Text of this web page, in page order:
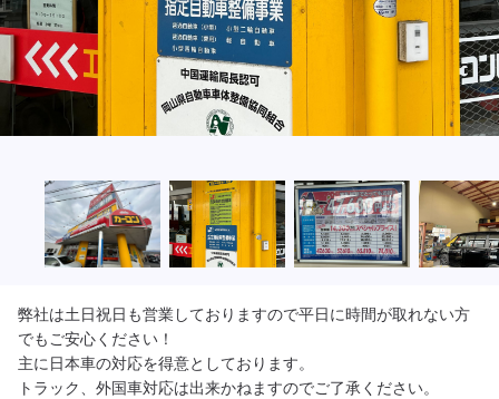
弊社は土日祝日も営業しておりますので平日に時間が取れない方
でもご安心ください！
主に日本車の対応を得意としております。
トラック、外国車対応は出来かねますのでご了承ください。